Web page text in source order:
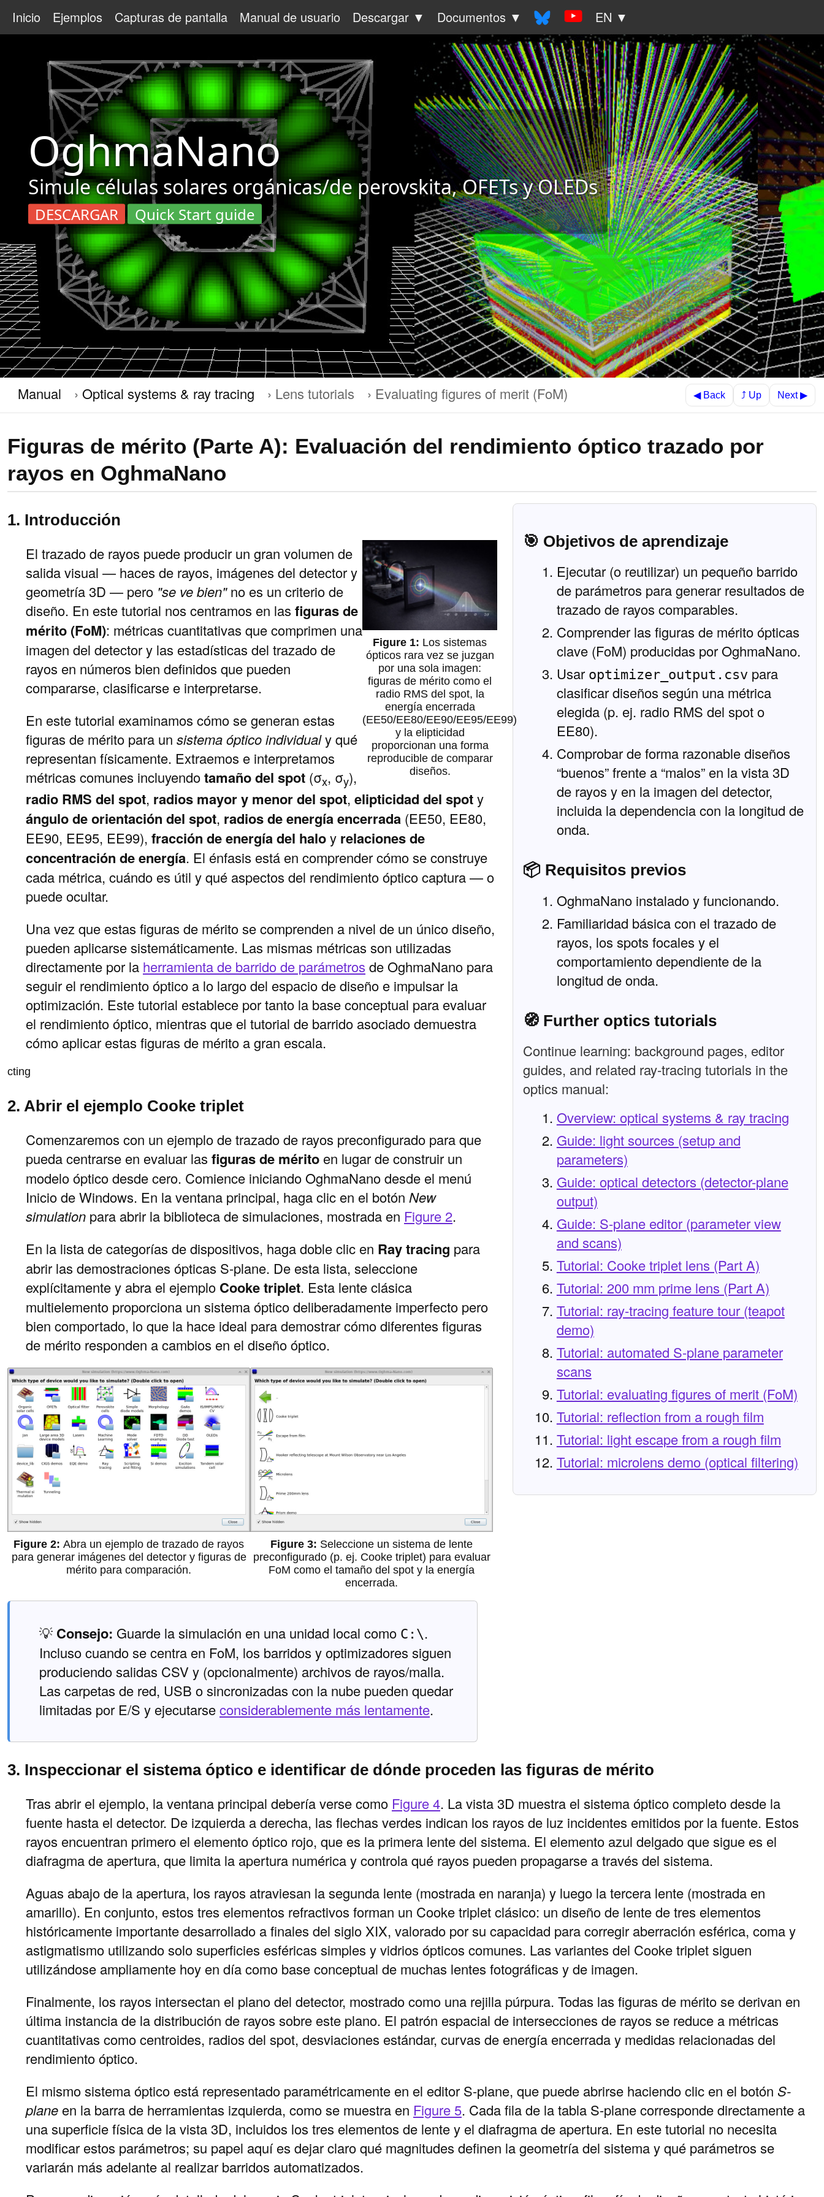
Inicio Ejemplos Capturas de pantalla Manual de usuario Descargar ▼ Documentos ▼ EN ▼
OghmaNano
Simule células solares orgánicas/de perovskita, OFETs y OLEDs
DESCARGAR Quick Start guide
Manual Optical systems & ray tracing Lens tutorials Evaluating figures of merit (FoM) ◀ Back ⤴ Up Next ▶
Figuras de mérito (Parte A): Evaluación del rendimiento óptico trazado por
rayos en OghmaNano
🎯 Objetivos de aprendizaje
Ejecutar (o reutilizar) un pequeño barrido
de parámetros para generar resultados de
trazado de rayos comparables.
Comprender las figuras de mérito ópticas
clave (FoM) producidas por OghmaNano.
Usar optimizer_output.csv para
clasificar diseños según una métrica
elegida (p. ej. radio RMS del spot o
EE80).
Comprobar de forma razonable diseños
“buenos” frente a “malos” en la vista 3D
de rayos y en la imagen del detector,
incluida la dependencia con la longitud de
onda.
📦 Requisitos previos
OghmaNano instalado y funcionando.
Familiaridad básica con el trazado de
rayos, los spots focales y el
comportamiento dependiente de la
longitud de onda.
🧭 Further optics tutorials
Continue learning: background pages, editor
guides, and related ray-tracing tutorials in the
optics manual:
Overview: optical systems & ray tracing
Guide: light sources (setup and
parameters)
Guide: optical detectors (detector-plane
output)
Guide: S-plane editor (parameter view
and scans)
Tutorial: Cooke triplet lens (Part A)
Tutorial: 200 mm prime lens (Part A)
Tutorial: ray-tracing feature tour (teapot
demo)
Tutorial: automated S-plane parameter
scans
Tutorial: evaluating figures of merit (FoM)
Tutorial: reflection from a rough film
Tutorial: light escape from a rough film
Tutorial: microlens demo (optical filtering)
1. Introducción
Los sistemas
ópticos rara vez se juzgan
por una sola imagen:
figuras de mérito como el
radio RMS del spot, la
energía encerrada
(EE50/EE80/EE90/EE95/EE99)
y la elipticidad
proporcionan una forma
reproducible de comparar
diseños.
El trazado de rayos puede producir un gran volumen de
salida visual — haces de rayos, imágenes del detector y
geometría 3D — pero "se ve bien"no es un criterio de
diseño. En este tutorial nos centramos en las figuras de
mérito (FoM): métricas cuantitativas que comprimen una
imagen del detector y las estadísticas del trazado de
rayos en números bien definidos que pueden
compararse, clasificarse e interpretarse.
En este tutorial examinamos cómo se generan estas
figuras de mérito para un sistema óptico individualy qué
representan físicamente. Extraemos e interpretamos
métricas comunes incluyendotamaño del spot (σx, σy),
radio RMS del spot, radios mayor y menor del spot, elipticidad del spoty
ángulo de orientación del spot, radios de energía encerrada (EE50, EE80,
EE90, EE95, EE99), fracción de energía del haloy relaciones de
concentración de energía. El énfasis está en comprender cómo se construye
cada métrica, cuándo es útil y qué aspectos del rendimiento óptico captura — o
puede ocultar.
Una vez que estas figuras de mérito se comprenden a nivel de un único diseño,
pueden aplicarse sistemáticamente. Las mismas métricas son utilizadas
directamente por la herramienta de barrido de parámetros de OghmaNano para
seguir el rendimiento óptico a lo largo del espacio de diseño e impulsar la
optimización. Este tutorial establece por tanto la base conceptual para evaluar
el rendimiento óptico, mientras que el tutorial de barrido asociado demuestra
cómo aplicar estas figuras de mérito a gran escala.
cting
2. Abrir el ejemplo Cooke triplet
Comenzaremos con un ejemplo de trazado de rayos preconfigurado para que
pueda centrarse en evaluar las figuras de mérito en lugar de construir un
modelo óptico desde cero. Comience iniciando OghmaNano desde el menú
Inicio de Windows. En la ventana principal, haga clic en el botón New
simulation para abrir la biblioteca de simulaciones, mostrada en Figure 2.
En la lista de categorías de dispositivos, haga doble clic en Ray tracing para
abrir las demostraciones ópticas S-plane. De esta lista, seleccione
explícitamente y abra el ejemplo Cooke triplet. Esta lente clásica
multielemento proporciona un sistema óptico deliberadamente imperfecto pero
bien comportado, lo que la hace ideal para demostrar cómo diferentes figuras
de mérito responden a cambios en el diseño óptico.
Abra un ejemplo de trazado de rayos
para generar imágenes del detector y figuras de
mérito para comparación.
Seleccione un sistema de lente
preconfigurado (p. ej. Cooke triplet) para evaluar
FoM como el tamaño del spot y la energía
encerrada.
💡 Consejo: Guarde la simulación en una unidad local como C:\.
Incluso cuando se centra en FoM, los barridos y optimizadores siguen
produciendo salidas CSV y (opcionalmente) archivos de rayos/malla.
Las carpetas de red, USB o sincronizadas con la nube pueden quedar
limitadas por E/S y ejecutarseconsiderablemente más lentamente.
3. Inspeccionar el sistema óptico e identificar de dónde proceden las figuras de mérito
Tras abrir el ejemplo, la ventana principal debería verse como Figure 4. La vista 3D muestra el sistema óptico completo desde la
fuente hasta el detector. De izquierda a derecha, las flechas verdes indican los rayos de luz incidentes emitidos por la fuente. Estos
rayos encuentran primero el elemento óptico rojo, que es la primera lente del sistema. El elemento azul delgado que sigue es el
diafragma de apertura, que limita la apertura numérica y controla qué rayos pueden propagarse a través del sistema.
Aguas abajo de la apertura, los rayos atraviesan la segunda lente (mostrada en naranja) y luego la tercera lente (mostrada en
amarillo). En conjunto, estos tres elementos refractivos forman un Cooke triplet clásico: un diseño de lente de tres elementos
históricamente importante desarrollado a finales del siglo XIX, valorado por su capacidad para corregir aberración esférica, coma y
astigmatismo utilizando solo superficies esféricas simples y vidrios ópticos comunes. Las variantes del Cooke triplet siguen
utilizándose ampliamente hoy en día como base conceptual de muchas lentes fotográficas y de imagen.
Finalmente, los rayos intersectan el plano del detector, mostrado como una rejilla púrpura. Todas las figuras de mérito se derivan en
última instancia de la distribución de rayos sobre este plano. El patrón espacial de intersecciones de rayos se reduce a métricas
cuantitativas como centroides, radios del spot, desviaciones estándar, curvas de energía encerrada y medidas relacionadas del
rendimiento óptico.
El mismo sistema óptico está representado paramétricamente en el editor S-plane, que puede abrirse haciendo clic en el botón S-
plane en la barra de herramientas izquierda, como se muestra en Figure 5. Cada fila de la tabla S-plane corresponde directamente a
una superficie física de la vista 3D, incluidos los tres elementos de lente y el diafragma de apertura. En este tutorial no necesita
modificar estos parámetros; su papel aquí es dejar claro qué magnitudes definen la geometría del sistema y qué parámetros se
variarán más adelante al realizar barridos automatizados.